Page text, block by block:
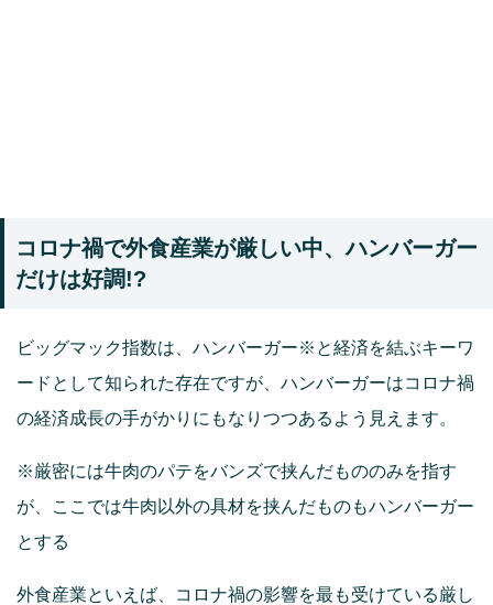
コロナ禍で外食産業が厳しい中、ハンバーガー
だけは好調!?
ビッグマック指数は、ハンバーガー※と経済を結ぶキーワ
ードとして知られた存在ですが、ハンバーガーはコロナ禍
の経済成長の手がかりにもなりつつあるよう見えます。
※厳密には牛肉のパテをバンズで挟んだもののみを指す
が、ここでは牛肉以外の具材を挟んだものもハンバーガー
とする
外食産業といえば、コロナ禍の影響を最も受けている厳し